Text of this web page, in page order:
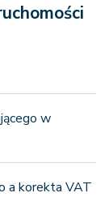
w
a korekta VAT